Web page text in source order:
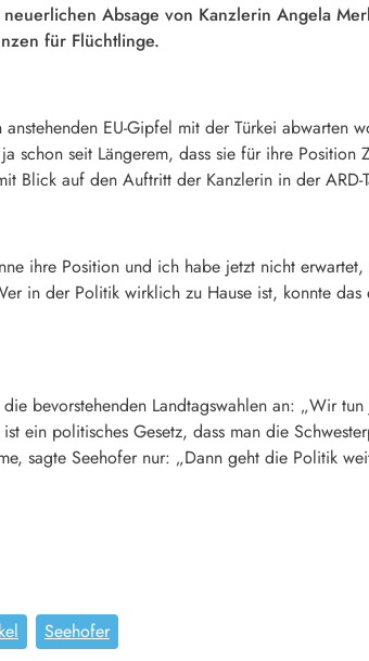
Absage von Kanzlerin Angela
für Flüchtlinge.
EU-Gipfel mit der Türkei abwarten
schon seit Längerem, dass sie für ihre
Blick auf den Auftritt der Kanzlerin in der
ihre Position und ich habe jetzt nicht
in der Politik wirklich zu Hause ist, konnte
bevorstehenden Landtagswahlen an: „Wir
ein politisches Gesetz, dass man die
sagte Seehofer nur: „Dann geht die Politik
Seehofer